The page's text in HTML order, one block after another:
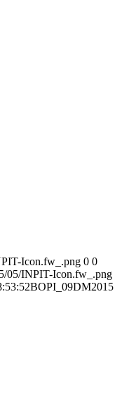
Icon.fw_.png 0 0
05/INPIT-Icon.fw_.png
BOPI_09DM2015